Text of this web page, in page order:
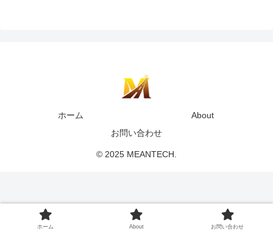
ホーム
About
お問い合わせ
© 2025 MEANTECH.
ホーム About お問い合わせ